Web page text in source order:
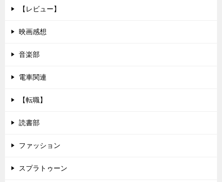
【レビュー】
映画感想
音楽部
電車関連
【転職】
読書部
ファッション
スプラトゥーン